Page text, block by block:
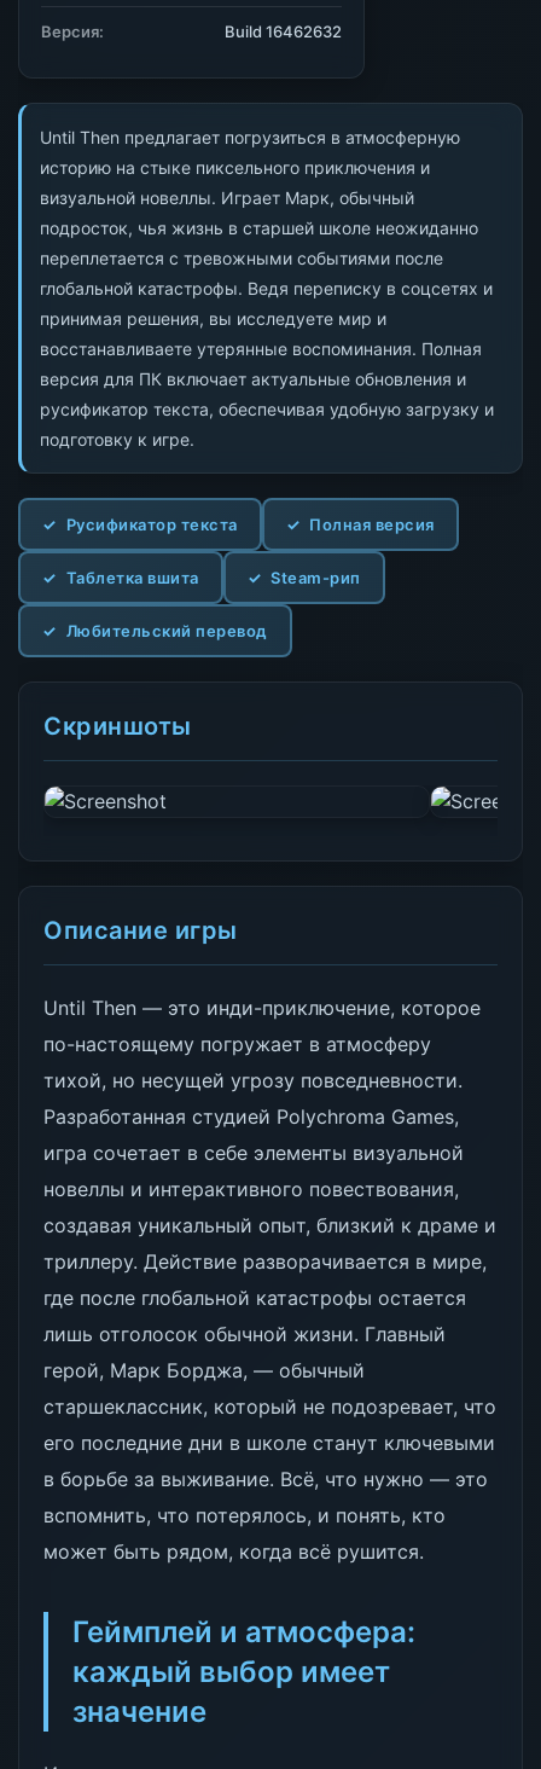
Until Then предлагает погрузиться в атмосферную
историю на стыке пиксельного приключения и
визуальной новеллы. Играет Марк, обычный
подросток, чья жизнь в старшей школе неожиданно
переплетается с тревожными событиями после
глобальной катастрофы. Ведя переписку в соцсетях и
принимая решения, вы исследуете мир и
восстанавливаете утерянные воспоминания. Полная
версия для ПК включает актуальные обновления и
русификатор текста, обеспечивая удобную загрузку и
подготовку к игре.
Русификатор текста Полная версия
Таблетка вшита Steam-рип
Любительский перевод
Скриншоты
Описание игры
Until Then — это инди-приключение, которое
по-настоящему погружает в атмосферу
тихой, но несущей угрозу повседневности.
Разработанная студией Polychroma Games,
игра сочетает в себе элементы визуальной
новеллы и интерактивного повествования,
создавая уникальный опыт, близкий к драме и
триллеру. Действие разворачивается в мире,
где после глобальной катастрофы остается
лишь отголосок обычной жизни. Главный
герой, Марк Борджа, — обычный
старшеклассник, который не подозревает, что
его последние дни в школе станут ключевыми
в борьбе за выживание. Всё, что нужно — это
вспомнить, что потерялось, и понять, кто
может быть рядом, когда всё рушится.
Геймплей и атмосфера:
каждый выбор имеет
значение
Версия: Build 16462632